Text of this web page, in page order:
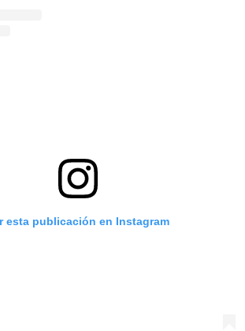
esta publicación en Instagram